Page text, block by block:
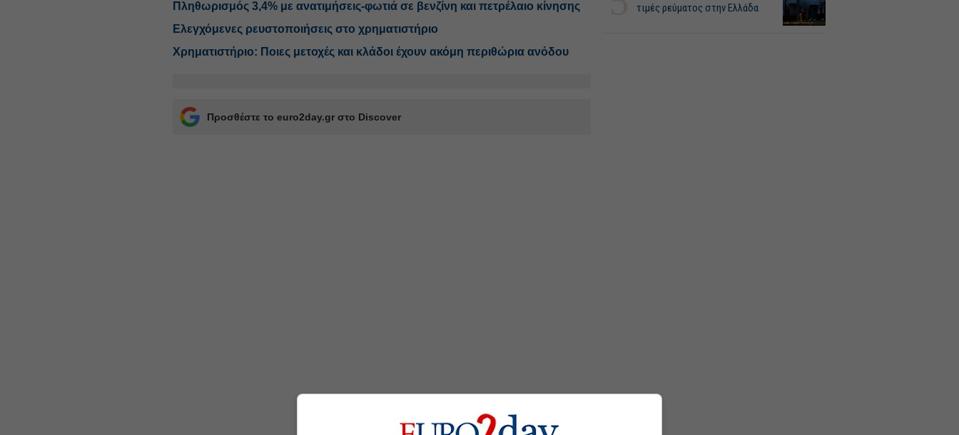
Πληθωρισμός 3,4% με ανατιμήσεις-φωτιά σε βενζίνη και πετρέλαιο κίνησης
Ελεγχόμενες ρευστοποιήσεις στο χρηματιστήριο
Χρηματιστήριο: Ποιες μετοχές και κλάδοι έχουν ακόμη περιθώρια ανόδου
Προσθέστε το euro2day.gr στο Discover
τιμές ρεύματος στην Ελλάδα